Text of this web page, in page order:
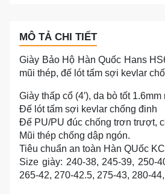
MÔ TẢ CHI TIẾT
Giày Bảo Hộ Hàn Quốc Hans
mũi thép, đế lót tấm sợi kevlar
Giày thấp cổ (4′), da bò tốt 1.6mm
Đế lót tấm sợi kevlar chống đinh
Đế PU/PU đúc chống trơn trượt,
Mũi thép chống dập ngón.
Tiêu chuẩn an toàn Hàn QUốc
Size giày: 240-38, 245-39, 250-
265-42, 270-42.5, 275-43, 280-